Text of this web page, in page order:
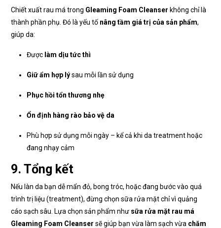
Chiết xuất rau má trong Gleaming Foam Cleanser không chỉ là
thành phần phụ. Đó là yếu tố nâng tầm giá trị của sản phẩm,
giúp da:
Được làm dịu tức thì
Giữ ẩm hợp lýsau mỗi lần sử dụng
Phục hồi tổn thương nhẹ
Ổn định hàng rào bảo vệ da
Phù hợp sử dụng mỗi ngày – kể cả khi da treatment hoặc
đang nhạy cảm
9. Tổng kết
Nếu làn da bạn dễ mẩn đỏ, bong tróc, hoặc đang bước vào quá
trình trị liệu (treatment), đừng chọn sữa rửa mặt chỉ vì quảng
cáo sạch sâu. Lựa chọn sản phẩm như sữa rửa mặt rau má
Gleaming Foam Cleanser sẽ giúp bạn vừa làm sạch vừa chăm